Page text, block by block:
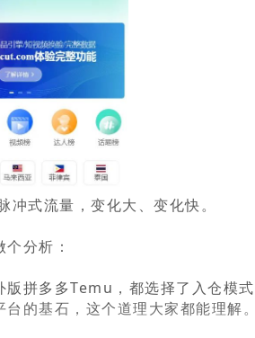
冲式流量，变化大、变化快。
分析：
拼多多Temu，都选择了入仓模式
的基石，这个道理大家都能理解。